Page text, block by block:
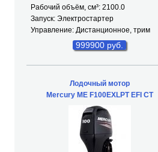
Рабочий объём, см³: 2100.0
Запуск: Электростартер
Управление: Дистанционное, трим
999900 руб.
Лодочный мотор
Mercury ME F100EXLPT EFI CT